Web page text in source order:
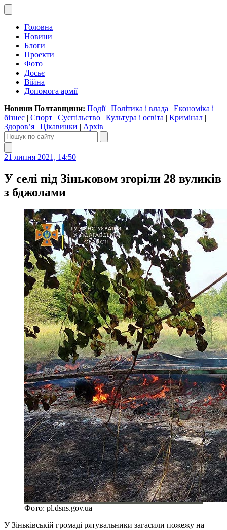
Головна
Новини
Блоги
Проекти
Фото
Досьє
Війна
Допомога армії
Новини Полтавщини: Події| Політика і влада | Економіка і
бізнес | Спорт | Суспільство | Культура і освіта | Кримінал |
Здоров’я | Цікавинки | Архів
21 липня 2021, 14:50
У селі під Зіньковом згоріли 28 вуликів
з бджолами
Фото: pl.dsns.gov.ua
У Зіньківській громаді рятувальники загасили пожежу на